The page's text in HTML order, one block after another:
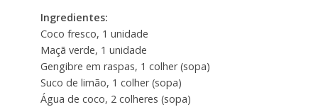
Ingredientes:
Coco fresco, 1 unidade
Maçã verde, 1 unidade
Gengibre em raspas, 1 colher (sopa)
Suco de limão, 1 colher (sopa)
Água de coco, 2 colheres (sopa)